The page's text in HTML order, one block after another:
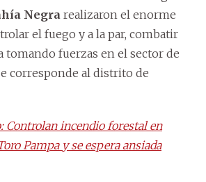
Negrarealizaron el enorme
el fuego y a la par, combatir
tomando fuerzas en el sector de
corresponde al distrito de
Controlan incendio forestal en
Pampa y se espera ansiada